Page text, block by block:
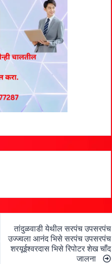
तांदुळवाडी येथील सरपंच उपसरपंच
उज्ज्वला आनंद भिसे सरपंच उपसरपंच
शरयूईश्वरदास भिसे रिपोटर शेख चाँद
जालना